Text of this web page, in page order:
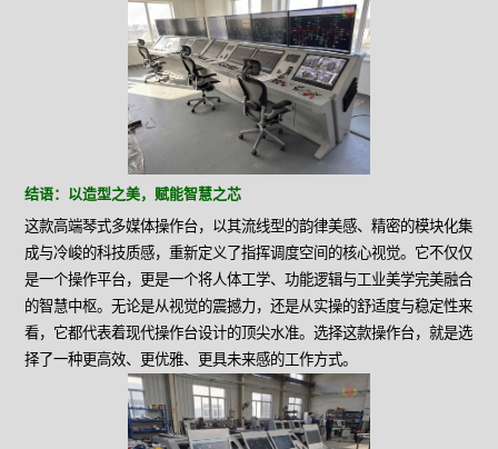
结语：以造型之美，赋能智慧之芯
这款高端琴式多媒体操作台，以其流线型的韵律美感、精密的模块化集
成与冷峻的科技质感，重新定义了指挥调度空间的核心视觉。它不仅仅
是一个操作平台，更是一个将人体工学、功能逻辑与工业美学完美融合
的智慧中枢。无论是从视觉的震撼力，还是从实操的舒适度与稳定性来
看，它都代表着现代操作台设计的顶尖水准。选择这款操作台，就是选
择了一种更高效、更优雅、更具未来感的工作方式。